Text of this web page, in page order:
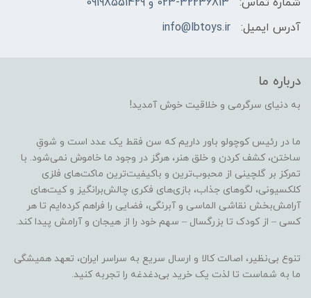
آدرس ایمیل:
info@lbtoys.ir
درباره ما
به دنیای سرگرمی و خلاقیت خوش آمدید!
ما در رئیس کوچولو باور داریم که سن فقط یک عدد است و شوقِ
ساختن، کشف کردن و خلق هنر، هرگز در وجود ما خاموش نمی‌شود. با
تمرکز بر گلچینی از محبوب‌ترین و باکیفیت‌ترین ماکت‌های فلزی
کلکسیونی، لگوهای جذاب، بازی‌های فکری چالش‌برانگیز و کیت‌های
آرامش‌بخش نقاشی الماسی و آبرنگی، فضایی را فراهم کرده‌ایم تا هر
کسی – از کودک تا بزرگسال – سهم خود را از هیجان و آرامش پیدا کند.
تنوع بی‌نظیر، اصالت کالا و ارسال سریع به سراسر ایران، تعهد همیشگی
ما به شماست تا لذت یک خرید بی‌دغدغه را تجربه کنید.